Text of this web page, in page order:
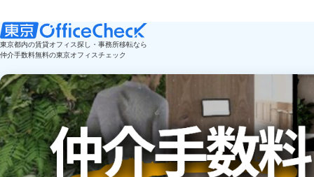
東京都内の賃貸オフィス探し・事務所移転なら
仲介手数料無料の東京オフィスチェック